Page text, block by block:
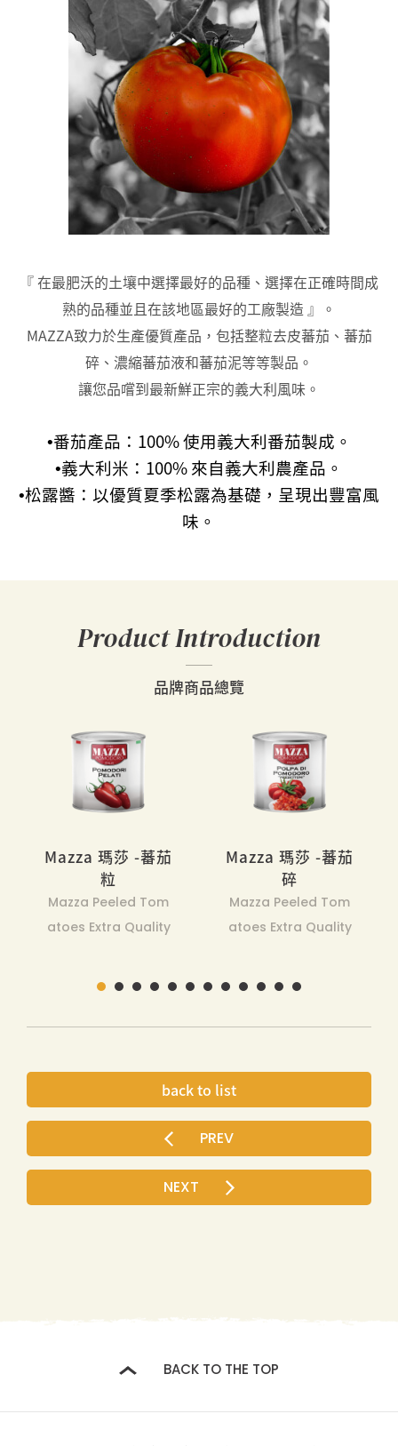
『 在最肥沃的土壤中選擇最好的品種、選擇在正確時間成
熟的品種並且在該地區最好的工廠製造 』。
MAZZA致力於生產優質產品，包括整粒去皮蕃茄、蕃茄
碎、濃縮蕃茄液和蕃茄泥等等製品。
讓您品嚐到最新鮮正宗的義大利風味。
•番茄產品 ： 100%使用義大利番茄製成。
•義大利米 ： 100%來自義大利農產品。
•松露醬 ：以優質夏季松露為基礎，呈現出豐富風
味。
Product Introduction
品牌商品總覽
Mazza 瑪莎 -蕃茄
粒
Mazza Peeled Tom
atoes Extra Quality
Mazza 瑪莎 -蕃茄
碎
Mazza Peeled Tom
atoes Extra Quality
back to list
BACK TO THE TOP